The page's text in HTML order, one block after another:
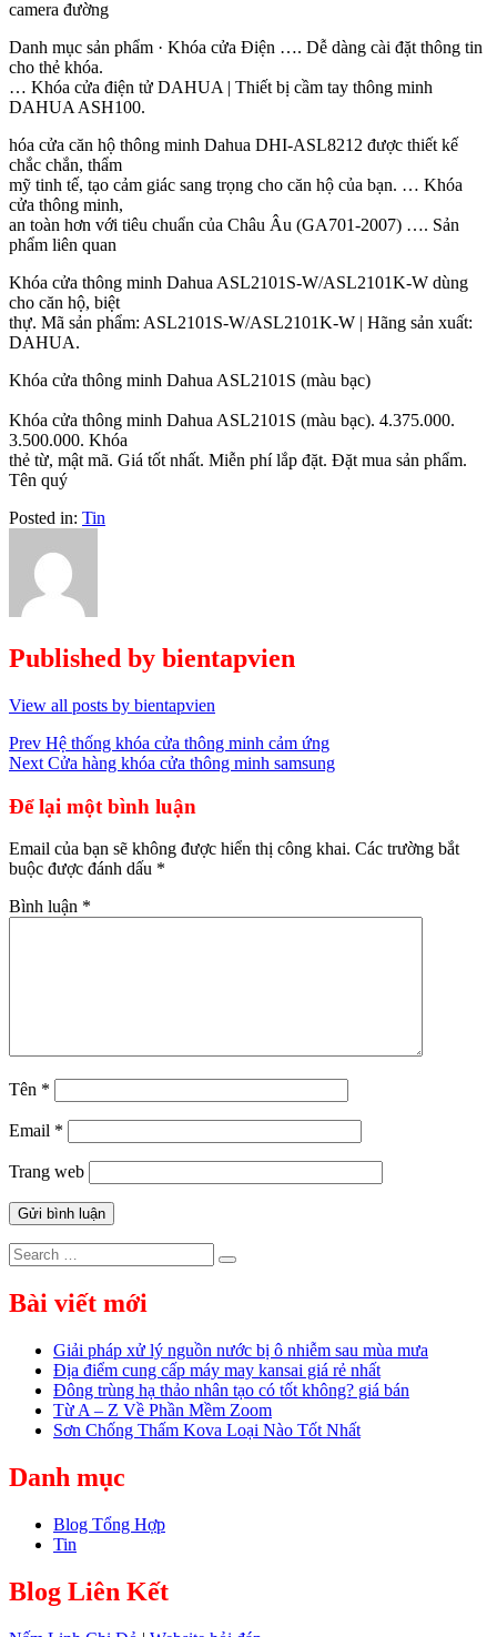
camera đường
Danh mục sản phẩm · Khóa cửa Điện …. Dễ dàng cài đặt thông tin
cho thẻ khóa.
… Khóa cửa điện tử DAHUA | Thiết bị cầm tay thông minh
DAHUA ASH100.
hóa cửa căn hộ thông minh Dahua DHI-ASL8212 được thiết kế
chắc chắn, thẩm
mỹ tinh tế, tạo cảm giác sang trọng cho căn hộ của bạn. … Khóa
cửa thông minh,
an toàn hơn với tiêu chuẩn của Châu Âu (GA701-2007) …. Sản
phẩm liên quan
Khóa cửa thông minh Dahua ASL2101S-W/ASL2101K-W dùng
cho căn hộ, biệt
thự. Mã sản phẩm: ASL2101S-W/ASL2101K-W | Hãng sản xuất:
DAHUA.
Khóa cửa thông minh Dahua ASL2101S (màu bạc)
Khóa cửa thông minh Dahua ASL2101S (màu bạc). 4.375.000.
3.500.000. Khóa
thẻ từ, mật mã. Giá tốt nhất. Miễn phí lắp đặt. Đặt mua sản phẩm.
Tên quý
Posted in: Tin
Published by bientapvien
View all posts by bientapvien
Điều
hướng
bài
viết
Prev Hệ thống khóa cửa thông minh cảm ứng
Next Cửa hàng khóa cửa thông minh samsung
Để lại một bình luận
Email của bạn sẽ không được hiển thị công khai. Các trường bắt
buộc được đánh dấu *
Bình luận *
Tên *
Email *
Trang web
Search
for:
Search
Bài viết mới
Giải pháp xử lý nguồn nước bị ô nhiễm sau mùa mưa
Địa điểm cung cấp máy may kansai giá rẻ nhất
Đông trùng hạ thảo nhân tạo có tốt không? giá bán
Từ A – Z Về Phần Mềm Zoom
Sơn Chống Thấm Kova Loại Nào Tốt Nhất
Danh mục
Blog Tổng Hợp
Tin
Blog Liên Kết